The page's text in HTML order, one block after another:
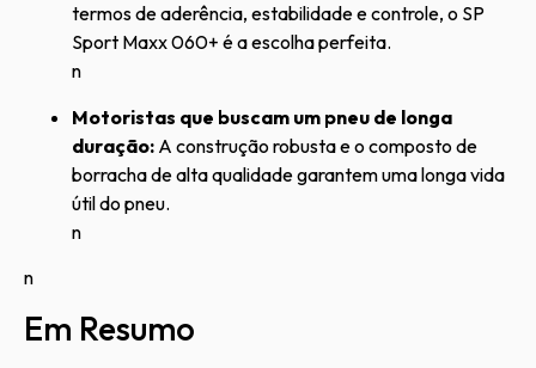
termos de aderência, estabilidade e controle, o SP
Sport Maxx 060+ é a escolha perfeita.
n
Motoristas que buscam um pneu de longa
duração: A construção robusta e o composto de
borracha de alta qualidade garantem uma longa vida
útil do pneu.
n
n
Em Resumo